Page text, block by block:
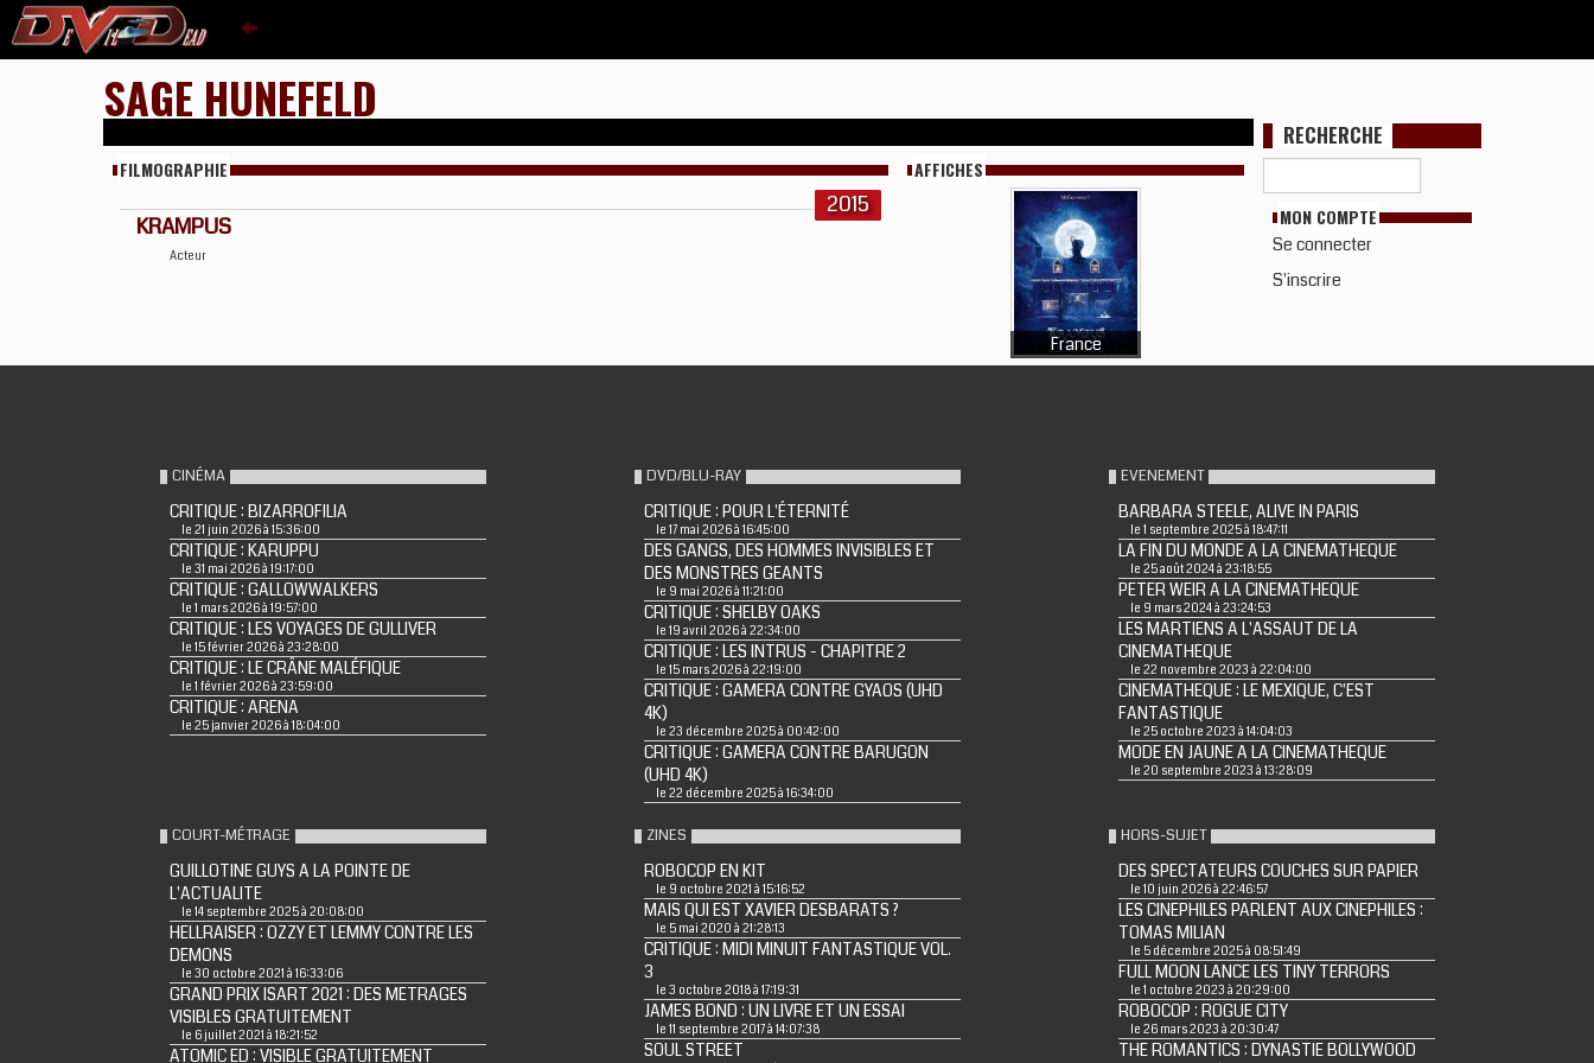
SAGE HUNEFELD
FILMOGRAPHIE
2015
KRAMPUS
Acteur
AFFICHES
France
RECHERCHE
MON COMPTE
Se connecter
S'inscrire
CINÉMA
CRITIQUE : BIZARROFILIA
le 21 juin 2026 à 15:36:00
CRITIQUE : KARUPPU
le 31 mai 2026 à 19:17:00
CRITIQUE : GALLOWWALKERS
le 1 mars 2026 à 19:57:00
CRITIQUE : LES VOYAGES DE GULLIVER
le 15 février 2026 à 23:28:00
CRITIQUE : LE CRÂNE MALÉFIQUE
le 1 février 2026 à 23:59:00
CRITIQUE : ARENA
le 25 janvier 2026 à 18:04:00
DVD/BLU-RAY
CRITIQUE : POUR L'ÉTERNITÉ
le 17 mai 2026 à 16:45:00
DES GANGS, DES HOMMES INVISIBLES ET
DES MONSTRES GEANTS
le 9 mai 2026 à 11:21:00
CRITIQUE : SHELBY OAKS
le 19 avril 2026 à 22:34:00
CRITIQUE : LES INTRUS - CHAPITRE 2
le 15 mars 2026 à 22:19:00
CRITIQUE : GAMERA CONTRE GYAOS (UHD
4K)
le 23 décembre 2025 à 00:42:00
CRITIQUE : GAMERA CONTRE BARUGON
(UHD 4K)
le 22 décembre 2025 à 16:34:00
EVENEMENT
BARBARA STEELE, ALIVE IN PARIS
le 1 septembre 2025 à 18:47:11
LA FIN DU MONDE A LA CINEMATHEQUE
le 25 août 2024 à 23:18:55
PETER WEIR A LA CINEMATHEQUE
le 9 mars 2024 à 23:24:53
LES MARTIENS A L'ASSAUT DE LA
CINEMATHEQUE
le 22 novembre 2023 à 22:04:00
CINEMATHEQUE : LE MEXIQUE, C'EST
FANTASTIQUE
le 25 octobre 2023 à 14:04:03
MODE EN JAUNE A LA CINEMATHEQUE
le 20 septembre 2023 à 13:28:09
COURT-MÉTRAGE
GUILLOTINE GUYS A LA POINTE DE
L'ACTUALITE
le 14 septembre 2025 à 20:08:00
HELLRAISER : OZZY ET LEMMY CONTRE LES
DEMONS
le 30 octobre 2021 à 16:33:06
GRAND PRIX ISART 2021 : DES METRAGES
VISIBLES GRATUITEMENT
le 6 juillet 2021 à 18:21:52
ATOMIC ED : VISIBLE GRATUITEMENT
ZINES
ROBOCOP EN KIT
le 9 octobre 2021 à 15:16:52
MAIS QUI EST XAVIER DESBARATS ?
le 5 mai 2020 à 21:28:13
CRITIQUE : MIDI MINUIT FANTASTIQUE VOL.
3
le 3 octobre 2018 à 17:19:31
JAMES BOND : UN LIVRE ET UN ESSAI
le 11 septembre 2017 à 14:07:38
SOUL STREET
HORS-SUJET
DES SPECTATEURS COUCHES SUR PAPIER
le 10 juin 2026 à 22:46:57
LES CINEPHILES PARLENT AUX CINEPHILES :
TOMAS MILIAN
le 5 décembre 2025 à 08:51:49
FULL MOON LANCE LES TINY TERRORS
le 1 octobre 2023 à 20:29:00
ROBOCOP : ROGUE CITY
le 26 mars 2023 à 20:30:47
THE ROMANTICS : DYNASTIE BOLLYWOOD